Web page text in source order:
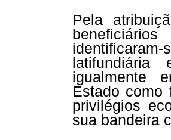
Pela
igualmente
Estado como
privilégios
sua bandeira